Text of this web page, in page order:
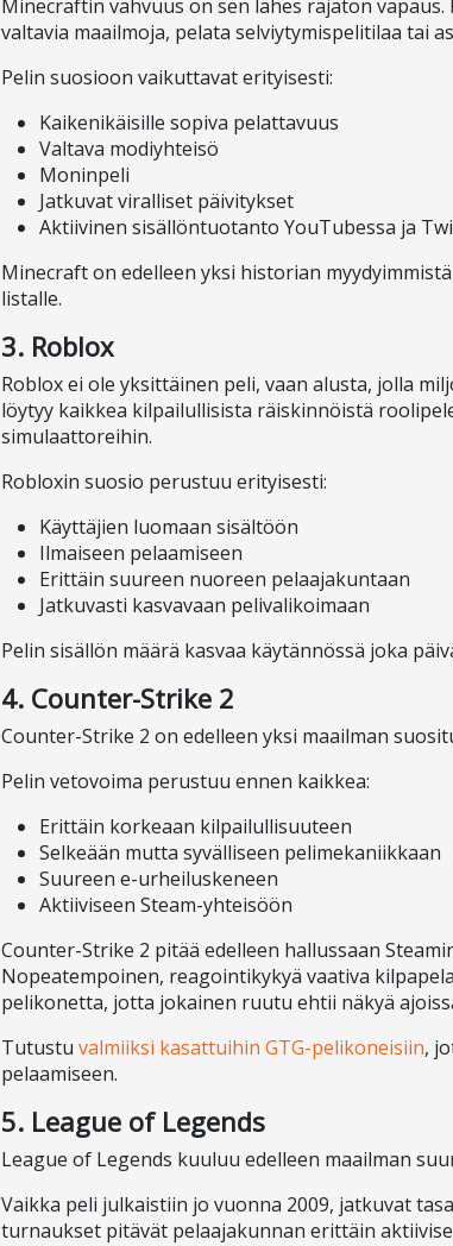
Minecraftin vahvuus on sen lähes rajaton
valtavia maailmoja, pelata selviytymispelitilaa tai
Pelin suosioon vaikuttavat erityisesti:
Kaikenikäisille sopiva pelattavuus
Valtava modiyhteisö
Moninpeli
Jatkuvat viralliset päivitykset
Aktiivinen sisällöntuotanto YouTubessa ja
Minecraft on edelleen yksi historian
listalle.
3. Roblox
Roblox ei ole yksittäinen peli, vaan alusta, jolla
löytyy kaikkea kilpailullisista räiskinnöistä
simulaattoreihin.
Robloxin suosio perustuu erityisesti:
Käyttäjien luomaan sisältöön
Ilmaiseen pelaamiseen
Erittäin suureen nuoreen pelaajakuntaan
Jatkuvasti kasvavaan pelivalikoimaan
Pelin sisällön määrä kasvaa käytännössä joka
4. Counter-Strike 2
Counter-Strike 2 on edelleen yksi maailman
Pelin vetovoima perustuu ennen kaikkea:
Erittäin korkeaan kilpailullisuuteen
Selkeään mutta syvälliseen pelimekaniikkaan
Suureen e-urheiluskeneen
Aktiiviseen Steam-yhteisöön
Counter-Strike 2 pitää edelleen hallussaan
Nopeatempoinen, reagointikykyä vaativa
pelikonetta, jotta jokainen ruutu ehtii näkyä
Tutustu valmiiksi kasattuihin GTG-pelikoneisiin,
pelaamiseen.
5. League of Legends
League of Legends kuuluu edelleen maailman
Vaikka peli julkaistiin jo vuonna 2009, jatkuvat
turnaukset pitävät pelaajakunnan erittäin